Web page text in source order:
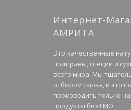
Интернет-
АМРИТА
Это качественные
приправы, специи и
всего мира. Мы
отбором сырья, и это
производить только
продукты без ГМО.